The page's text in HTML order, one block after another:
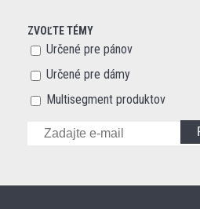
ZVOĽTE TÉMY
Určené pre pánov
Určené pre dámy
Multisegment produktov